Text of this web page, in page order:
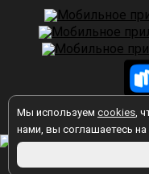
Мы используем cookies,
нами, вы соглашаетесь
2026 © Колба
Вы принимаете условия
персональных данных